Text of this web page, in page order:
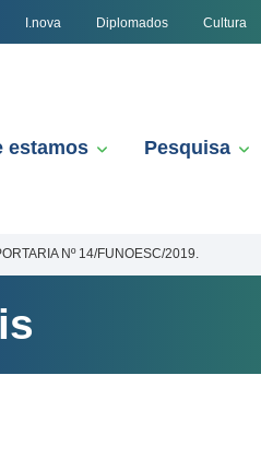
I.nova Diplomados Cultura
estamos Pesquisa
Nº 14/FUNOESC/2019.